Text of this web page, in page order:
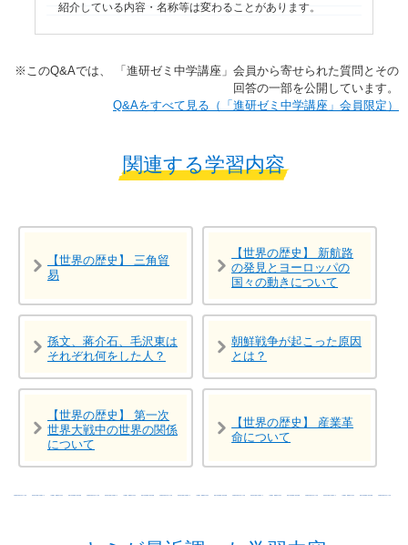
紹介している内容・名称等は変わることがあります。
※​このQ&Aでは、​ 「進研ゼミ中学講座」​会員から寄せられた質問とその
回答の一部を公開しています。​
​​Q&Aをすべて見る（「進研ゼミ中学講座」会員限定）
関連する学習内容
【世界の歴史】 三角貿
易
【世界の歴史】 新航路
の発見とヨーロッパの
国々の動きについて
孫文、蒋介石、毛沢東は
それぞれ何をした人？
朝鮮戦争が起こった原因
とは？
【世界の歴史】 第一次
世界大戦中の世界の関係
について
【世界の歴史】 産業革
命について